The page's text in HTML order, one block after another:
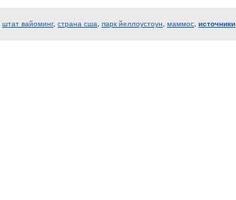
штат вайоминг, страна сша парк йеллоустоун маммос источники